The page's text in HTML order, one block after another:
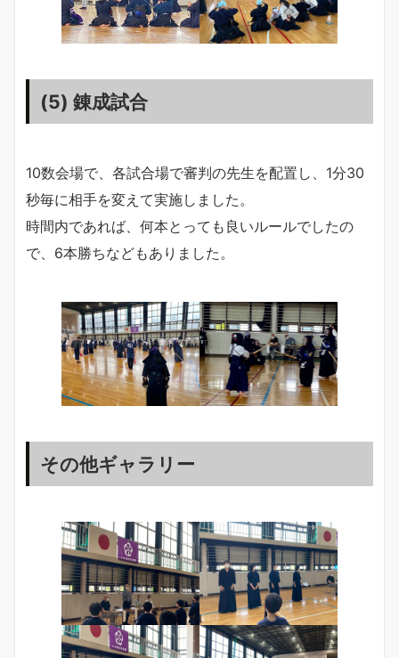
(5) 錬成試合
10数会場で、各試合場で審判の先生を配置し、1分30
秒毎に相手を変えて実施しました。
時間内であれば、何本とっても良いルールでしたの
で、6本勝ちなどもありました。
その他ギャラリー